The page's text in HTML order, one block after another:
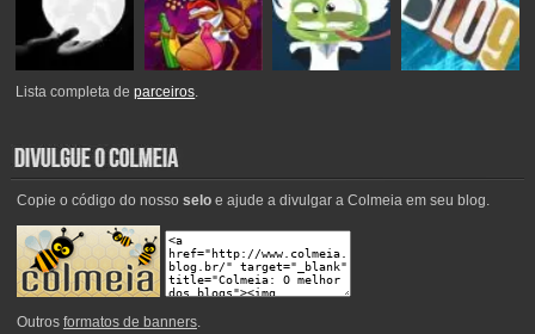
Lista completa deparceiros.
Copie o código do nosso seloe ajude a divulgar a Colmeia em seu blog.
Outros formatos de banners.